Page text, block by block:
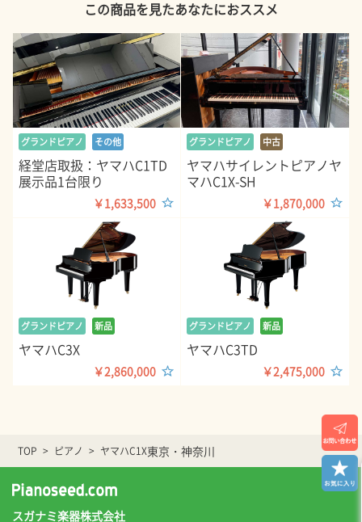
この商品を見たあなたにおススメ
グランドピアノ その他
経堂店取扱：ヤマハC1TD
展示品1台限り
￥1,633,500
グランドピアノ 中古
ヤマハサイレントピアノヤ
マハC1X-SH
￥1,870,000
グランドピアノ 新品
ヤマハC3X
￥2,860,000
グランドピアノ 新品
ヤマハC3TD
￥2,475,000
TOP 東京・神奈川
ピアノ ヤマハC1X
スガナミ楽器株式会社